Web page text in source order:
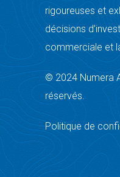
rigoureuses et
décisions
commerciale et
© 2024 Numera
réservés.
Politique de